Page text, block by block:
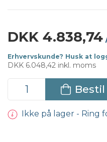
DKK 4.838,74
Erhvervskunde? Husk at
DKK 6.048,42 inkl. moms
Bestil
Ikke på lager - Ring